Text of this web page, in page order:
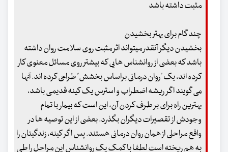
مثبت داشته باشد
چند گام برای بهتر بخشیدن
بخشیدن دیگر آنقدر می‏تواند اثر مثبت روی سلامت روان داشته
باشد که بعضی از روان‏شناس ‏هایی که بیشتر روی مسائل معنوی کار
کرده‏ اند، یک "روان‏ درمانی براساس بخشش" طراحی کرده ‏اند. آنها
می‏ گویند اگر ریشه اضطراب و استرس یک کینه قدیمی باشد،
بهترین راه برای بر طرف کردن آن، این است که بیمار با تمام
وجودش از تقصیرات دیگران بگذرد. بعضی از این توصیه ‏ها در
واقع مراحلی از همان روان درمانی هستند. پس اگر کینه، زندگی‏تان را
به هم ریخته است لطفا با کمک یک روان‏شناس این مراحل را طی